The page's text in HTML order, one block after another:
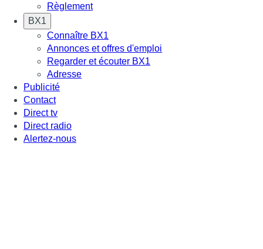
Règlement
BX1
Connaître BX1
Annonces et offres d'emploi
Regarder et écouter BX1
Adresse
Publicité
Contact
Direct tv
Direct radio
Alertez-nous